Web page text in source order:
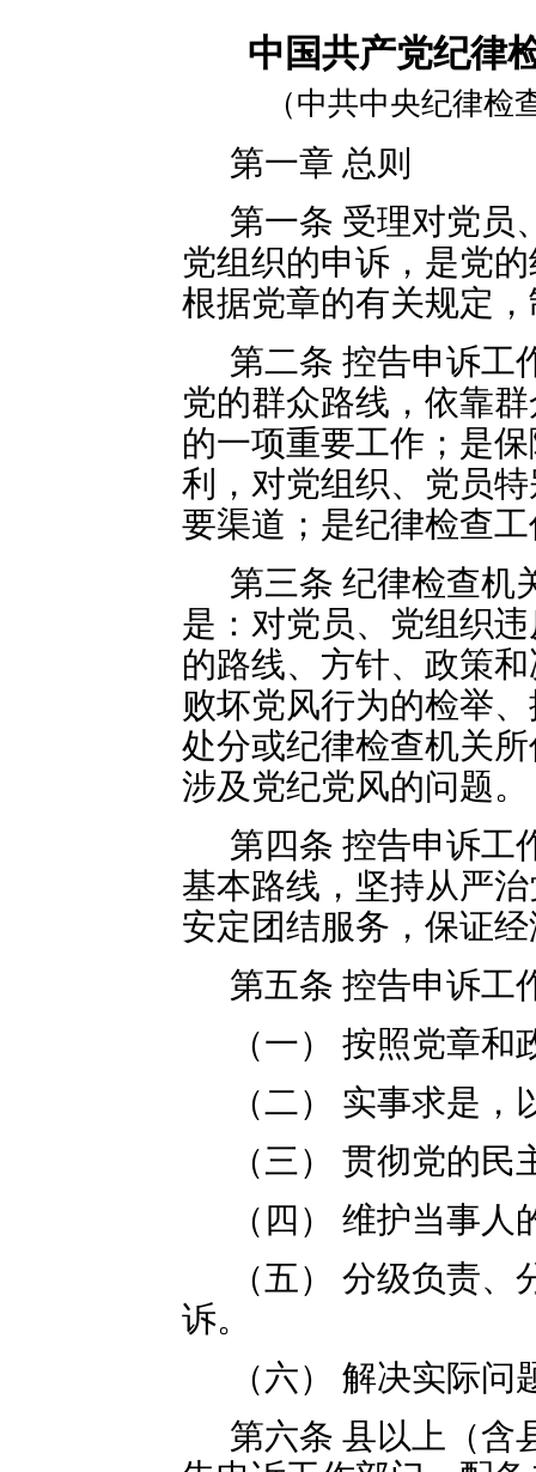
中国共产党纪律
（中共中央纪律检
第一章 总则
第一条 受理对党员
党组织的申诉，是党
根据党章的有关规定
第二条 控告申诉工
党的群众路线，依靠
的一项重要工作；是
利，对党组织、党员
要渠道；是纪律检查
第三条 纪律检查机
是：对党员、党组织
的路线、方针、政策
败坏党风行为的检举
处分或纪律检查机关
涉及党纪党风的问题。
第四条 控告申诉工
基本路线，坚持从严
安定团结服务，保证
第五条 控告申诉工
（一） 按照党章
（二） 实事求是
（三） 贯彻党的民
（四） 维护当事人
（五） 分级负责
诉。
（六） 解决实际
第六条 县以上（含